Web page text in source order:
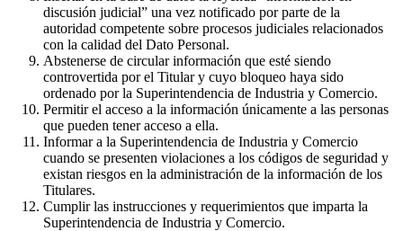
discusión judicial” una vez notificado por parte de la
autoridad competente sobre procesos judiciales relacionados
con la calidad del Dato Personal.
Abstenerse de circular información que esté siendo
controvertida por el Titular y cuyo bloqueo haya sido
ordenado por la Superintendencia de Industria y Comercio.
Permitir el acceso a la información únicamente a las personas
que pueden tener acceso a ella.
Informar a la Superintendencia de Industria y Comercio
cuando se presenten violaciones a los códigos de seguridad y
existan riesgos en la administración de la información de los
Titulares.
Cumplir las instrucciones y requerimientos que imparta la
Superintendencia de Industria y Comercio.